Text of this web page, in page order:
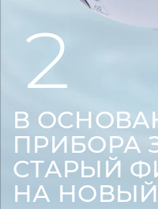
2
В
ПРИБОРА
СТАРЫЙ
НА НОВЫЙ